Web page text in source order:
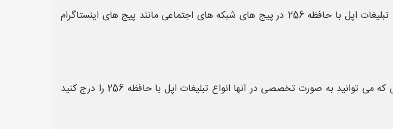
حافظه 256 درج می گردد استفاده نمایید، همچنین شما این امکان را دارید تا از نمونه متن تبلیغات اپل با حافظه 256 در پیج های شبکه های اجتماعی مانند پیج های اینستاگرام
همچنین در پایان این مقاله به شما چندین سایت تبلیغات اپل با حافظه 256 و سایت هایی که می توانید به صورت تخصصی در آنها انواع تبلیغات اپل با حافظه 256 را درج کنید